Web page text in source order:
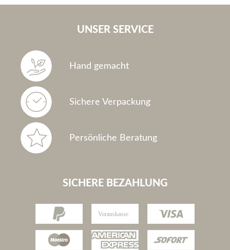
UNSER SERVICE
Hand gemacht
Sichere Verpackung
Persönliche Beratung
SICHERE BEZAHLUNG